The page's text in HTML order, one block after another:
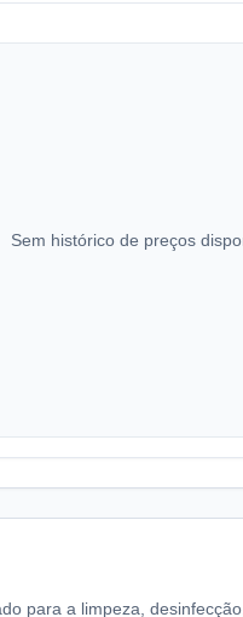
Sem histórico de preços
para a limpeza,